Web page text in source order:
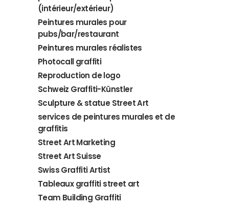
(intérieur/extérieur)
Peintures murales pour
pubs/bar/restaurant
Peintures murales réalistes
Photocall graffiti
Reproduction de logo
Schweiz Graffiti-Künstler
Sculpture & statue Street Art
services de peintures murales et de
graffitis
Street Art Marketing
Street Art Suisse
Swiss Graffiti Artist
Tableaux graffiti street art
Team Building Graffiti